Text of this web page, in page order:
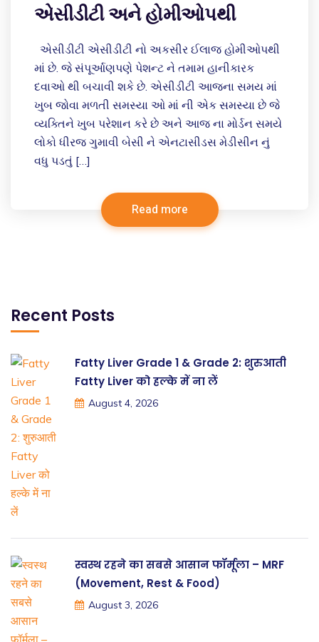
એસીડીટી અને હોમીઓપથી
એસીડીટી એસીડીટી નો અકસીર ઈલાજ હોમીઓપથી
માં છે. જે સંપૂર્આણપણે પેશન્ટ ને તમામ હાનીકારક
દવાઓ થી બચાવી શકે છે. એસીડીટી આજના સમય માં
ખુબ જોવા મળતી સમસ્યા ઓ માં ની એક સમસ્યા છે જે
વ્યક્તિને ખુબ પરેશાન કરે છે અને આજ ના મોર્ડન સમયે
લોકો ધીરજ ગુમાવી બેસી ને એનટાસીડસ મેડીસીન નું
વધુ પડતું […]
Read more
Recent Posts
Fatty Liver Grade 1 & Grade 2: शुरुआती
Fatty Liver को हल्के में ना लें
August 4, 2026
स्वस्थ रहने का सबसे आसान फॉर्मूला – MRF
(Movement, Rest & Food)
August 3, 2026